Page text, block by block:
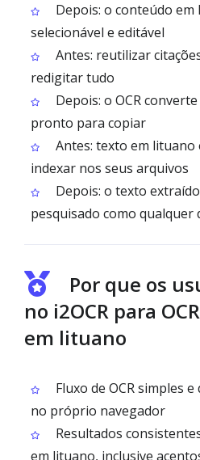
Depois: o conteúdo
selecionável e editável
Antes: reutilizar
redigitar tudo
Depois: o OCR
pronto para copiar
Antes: texto em lituano
indexar nos seus arquivos
Depois: o texto
pesquisado como qualquer
Por que os
no i2OCR para
em lituano
Fluxo de OCR simples
no próprio navegador
Resultados
em lituano, inclusive